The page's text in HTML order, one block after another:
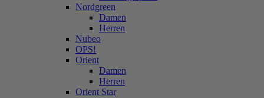
Nordgreen
Damen
Herren
Nubeo
OPS!
Orient
Damen
Herren
Orient Star